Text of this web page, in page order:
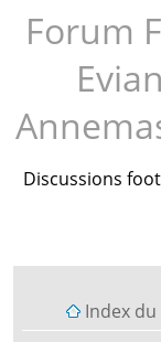
INSTAGRAM
Forum
Discussions foot
Index